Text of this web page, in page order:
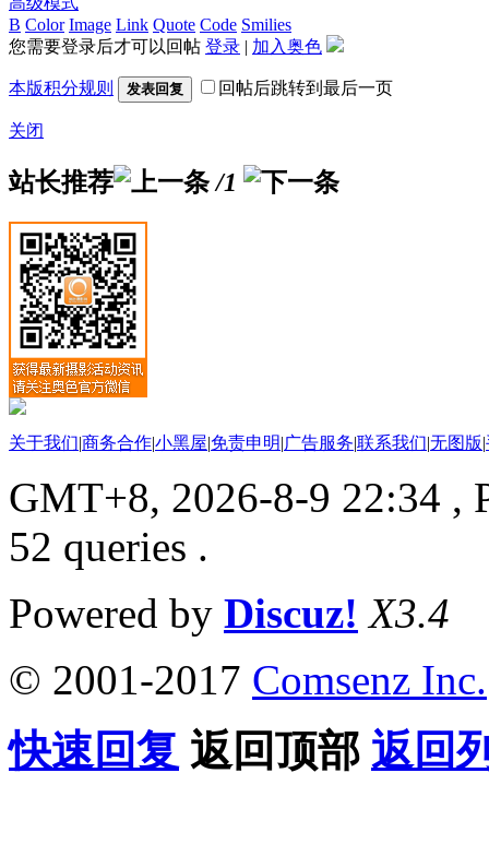
B Color Image Link Quote Code Smilies
您需要登录后才可以回帖 登录 | 加入奥色
本版积分规则 发表回复 回帖后跳转到最后一页
关闭
站长推荐 /1
关于我们|商务合作|小黑屋|免责申明|广告服务|联系我们|无图版|
GMT+8, 2026-8-9 22:34 ,
52 queries .
Powered by Discuz! X3.4
© 2001-2017 Comsenz Inc.
快速回复 返回顶部 返回